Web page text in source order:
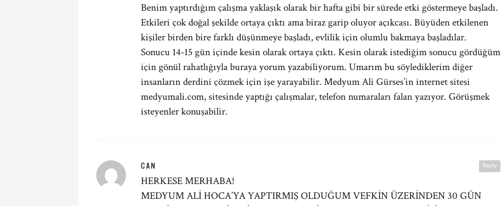
Benim yaptırdığım çalışma yaklaşık olarak bir hafta gibi bir sürede etki göstermeye başladı.
Etkileri çok doğal şekilde ortaya çıktı ama biraz garip oluyor açıkcası. Büyüden etkilenen
kişiler birden bire farklı düşünmeye başladı, evlilik için olumlu bakmaya başladılar.
Sonucu 14-15 gün içinde kesin olarak ortaya çıktı. Kesin olarak istediğim sonucu gördüğüm
için gönül rahatlığıyla buraya yorum yazabiliyorum. Umarım bu söylediklerim diğer
insanların derdini çözmek için işe yarayabilir. Medyum Ali Gürses’in internet sitesi
medyumali.com, sitesinde yaptığı çalışmalar, telefon numaraları falan yazıyor. Görüşmek
isteyenler konuşabilir.
Reply
CAN
HERKESE MERHABA!
MEDYUM ALİ HOCA’YA YAPTIRMIŞ OLDUĞUM VEFKİN ÜZERİNDEN 30 GÜN